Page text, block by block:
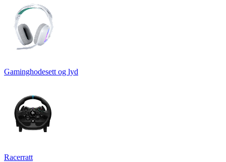
Gaminghodesett og lyd
Racerratt